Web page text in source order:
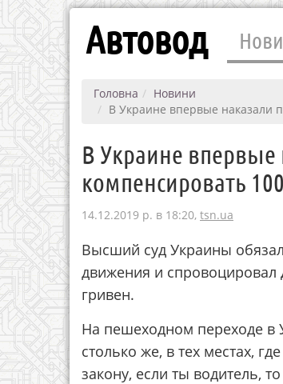
Автовод
Головна
Новини
В Украине впервые наказали
В Украине впервые
компенсировать
14.12.2019 р. в 18:20, tsn.ua
Высший суд Украины
движения и спровоцировал
гривен.
На пешеходном переходе в
столько же, в тех местах,
закону, если ты водитель,